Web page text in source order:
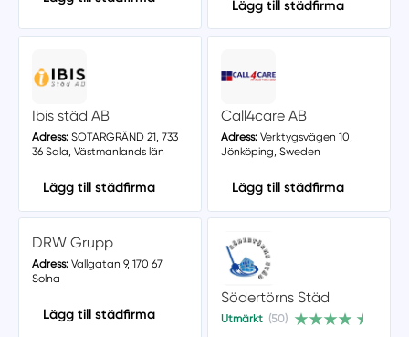
Lägg till städfirma
Ibis städ AB
Adress:SOTARGRÄND 21, 733
36 Sala, Västmanlands län
Lägg till städfirma
Call4care AB
Adress:Verktygsvägen 10,
Jönköping, Sweden
Lägg till städfirma
DRW Grupp
Adress:Vallgatan 9, 170 67
Solna
Lägg till städfirma
Södertörns Städ
Utmärkt (50)